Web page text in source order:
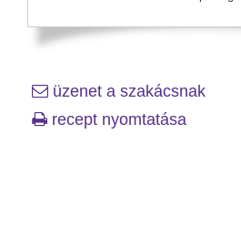
üzenet a szakácsnak
recept nyomtatása